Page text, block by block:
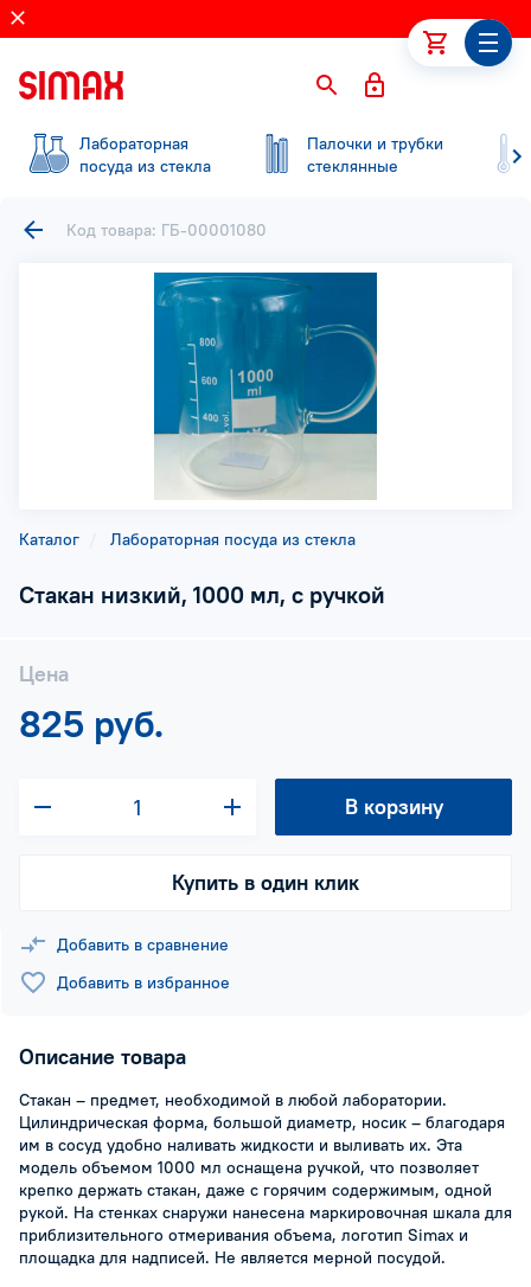
Лабораторная
посуда из стекла
Палочки и трубки
стеклянные
Каталог Лабораторная посуда из стекла
Стакан низкий, 1000 мл, с ручкой
Цена
825 руб.
В корзину
Купить в один клик
Добавить в сравнение
Добавить в избранное
Описание товара
Стакан – предмет, необходимой в любой лаборатории.
Цилиндрическая форма, большой диаметр, носик – благодаря
им в сосуд удобно наливать жидкости и выливать их. Эта
модель объемом 1000 мл оснащена ручкой, что позволяет
крепко держать стакан, даже с горячим содержимым, одной
рукой. На стенках снаружи нанесена маркировочная шкала для
приблизительного отмеривания объема, логотип Simax и
площадка для надписей. Не является мерной посудой.
Код товара: ГБ-00001080